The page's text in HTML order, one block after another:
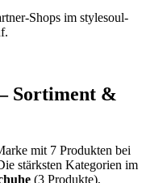
Shops im stylesoul-
Sortiment &
mit 7 Produkten bei
stärksten Kategorien im
(3 Produkte),